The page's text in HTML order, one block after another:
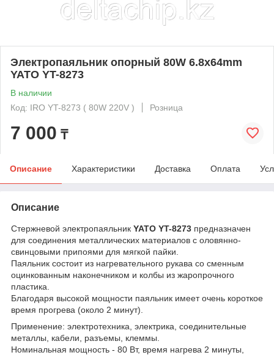
Электропаяльник опорный 80W 6.8x64mm
YATO YT-8273
В наличии
Код: IRO YT-8273 ( 80W 220V )
Розница
7 000 ₸
Описание Характеристики Доставка Оплата
Описание
Стержневой электропаяльник YATO YT-8273 предназначен
для соединения металлических материалов с оловянно-
свинцовыми припоями для мягкой пайки.
Паяльник состоит из нагревательного рукава со сменным
оцинкованным наконечником и колбы из жаропрочного
пластика.
Благодаря высокой мощности паяльник имеет очень короткое
время прогрева (около 2 минут).
Применение: электротехника, электрика, соединительные
металлы, кабели, разъемы, клеммы.
Номинальная мощность - 80 Вт, время нагрева 2 минуты,